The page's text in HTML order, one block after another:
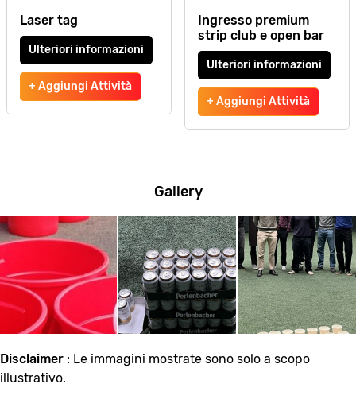
Laser tag
Ulteriori informazioni
+ Aggiungi Attività
Ingresso premium
strip club e open bar
Ulteriori informazioni
+ Aggiungi Attività
Gallery
Disclaimer : Le immagini mostrate sono solo a scopo
illustrativo.